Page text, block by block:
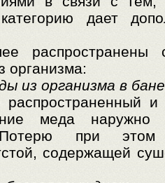
дает
организма:
из организма в
и
меда наружно
Потерю при
содержащей